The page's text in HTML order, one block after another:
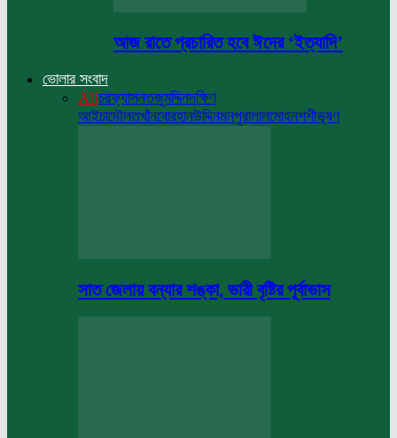
আজ রাতে প্রচারিত হবে ঈদের ‘ইত্যাদি’
ভোলার সংবাদ
Allচরফ্যাসনতজুমদ্দিনদক্ষিণ
আইচাদৌলতখাঁনবোরহানউদ্দিনমনপুরালালমোহনশশীভূষণ
সাত জেলায় বন্যার শঙ্কা, ভারী বৃষ্টির পূর্বাভাস